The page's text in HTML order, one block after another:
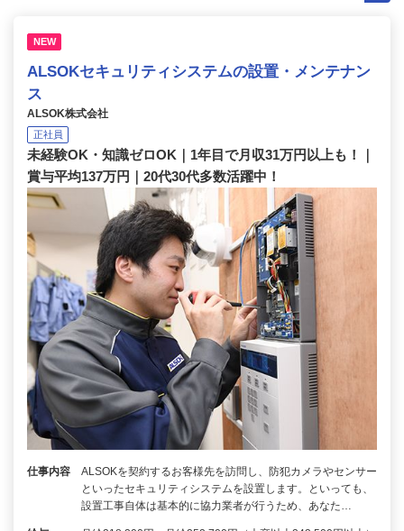
NEW
ALSOKセキュリティシステムの設置・メンテナン
ス
ALSOK株式会社
正社員
未経験OK・知識ゼロOK｜1年目で月収31万円以上も！｜
賞与平均137万円｜20代30代多数活躍中！
仕事内容
ALSOKを契約するお客様先を訪問し、防犯カメラやセンサー
といったセキュリティシステムを設置します。といっても、
設置工事自体は基本的に協力業者が行うため、あなた…